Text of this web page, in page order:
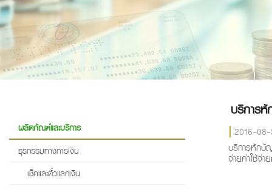
ผลิตภัณฑ์และบริการ
ธุรกรรมทางการเงิน
เช็คและตั๋วแลกเงิน
บริการ
2016-08-
บริการหักบั
จ่ายค่าใช้จ่า